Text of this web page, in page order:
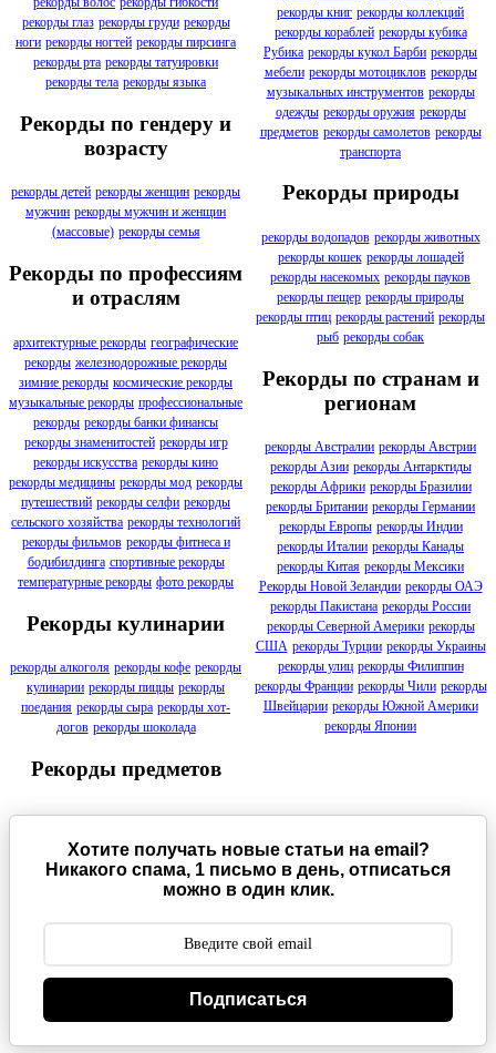
рекорды глаз рекорды груди рекорды
ноги рекорды ногтей рекорды пирсинга
рекорды рта рекорды татуировки
рекорды тела рекорды языка
Рекорды по гендеру и
возрасту
рекорды детей рекорды женщин рекорды
мужчин рекорды мужчин и женщин
(массовые) рекорды семья
Рекорды по профессиям
и отраслям
архитектурные рекорды географические
рекорды железнодорожные рекорды
зимние рекорды космические рекорды
музыкальные рекорды профессиональные
рекорды рекорды банки финансы
рекорды знаменитостей рекорды игр
рекорды искусства рекорды кино
рекорды медицины рекорды мод рекорды
путешествий рекорды селфи рекорды
сельского хозяйства рекорды технологий
рекорды фильмов рекорды фитнеса и
бодибилдинга спортивные рекорды
температурные рекорды фото рекорды
Рекорды кулинарии
рекорды алкоголя рекорды кофе рекорды
кулинарии рекорды пиццы рекорды
поедания рекорды сыра рекорды хот-
догов рекорды шоколада
Рекорды предметов
рекорды книг рекорды коллекций
рекорды кораблей рекорды кубика
Рубика рекорды кукол Барби рекорды
мебели рекорды мотоциклов рекорды
музыкальных инструментов рекорды
одежды рекорды оружия рекорды
предметов рекорды самолетов рекорды
транспорта
Рекорды природы
рекорды водопадов рекорды животных
рекорды кошек рекорды лошадей
рекорды насекомых рекорды пауков
рекорды пещер рекорды природы
рекорды птиц рекорды растений рекорды
рыб рекорды собак
Рекорды по странам и
регионам
рекорды Австралии рекорды Австрии
рекорды Азии рекорды Антарктиды
рекорды Африки рекорды Бразилии
рекорды Британии рекорды Германии
рекорды Европы рекорды Индии
рекорды Италии рекорды Канады
рекорды Китая рекорды Мексики
Рекорды Новой Зеландии рекорды ОАЭ
рекорды Пакистана рекорды России
рекорды Северной Америки рекорды
США рекорды Турции рекорды Украины
рекорды улиц рекорды Филиппин
рекорды Франции рекорды Чили рекорды
Швейцарии рекорды Южной Америки
рекорды Японии
Хотите получать новые статьи на email?
Никакого спама, 1 письмо в день, отписаться
можно в один клик.
Подписаться